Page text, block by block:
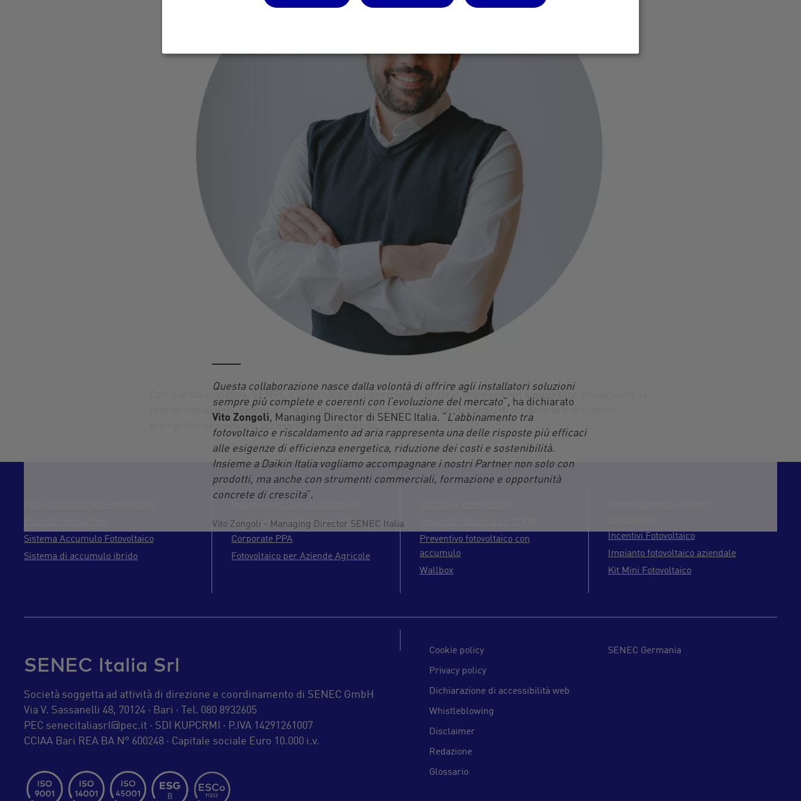
Questa collaborazione nasce dalla volontà di offrire agli installatori soluzioni
sempre più complete e coerenti con l’evoluzione del mercato”, ha dichiarato
Vito Zongoli, Managing Director di SENEC Italia. “ L’abbinamento tra
fotovoltaico e riscaldamento ad aria rappresenta una delle risposte più efficaci
alle esigenze di efficienza energetica, riduzione dei costi e sostenibilità.
Insieme a Daikin Italia vogliamo accompagnare i nostri Partner non solo con
prodotti, ma anche con strumenti commerciali, formazione e opportunità
concrete di crescita”.
Vito Zongoli - Managing Director SENEC Italia
SENEC
e Daikin Italia confermano il proprio impegno nel supportare attivamente la
rete di installatori, favorendo la diffusione di soluzioni e strumenti capaci di rendere la transizione
energetica sempre più accessibile e sostenibile.
Sistema Accumulo Fotovoltaico
Sistema di accumulo ibrido
Incentivi fotovoltaico aziendale
Corporate PPA
Fotovoltaico per Aziende Agricole
Preventivo fotovoltaico con
accumulo
Wallbox
Incentivi Fotovoltaico
Impianto fotovoltaico aziendale
Kit Mini Fotovoltaico
SENEC Italia Srl
Società soggetta ad attività di direzione e coordinamento di SENEC GmbH
Via V. Sassanelli 48, 70124 · Bari · Tel. 080 8932605
PEC senecitaliasrl@pec.it · SDI KUPCRMI · P.IVA 14291261007
CCIAA Bari REA BA N° 600248 · Capitale sociale Euro 10.000 i.v.
Cookie policy
Privacy policy
Dichiarazione di accessibilità web
Whistleblowing
Disclaimer
Redazione
Glossario
SENEC Germania